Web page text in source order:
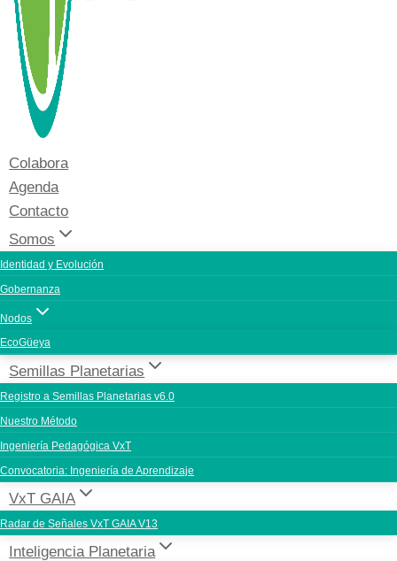
Colabora
Agenda
Contacto
Somos
Identidad y Evolución
Gobernanza
Nodos
EcoGüeya
Semillas Planetarias
Registro a Semillas Planetarias v6.0
Nuestro Método
Ingeniería Pedagógica VxT
Convocatoria: Ingeniería de Aprendizaje
VxT GAIA
Radar de Señales VxT GAIA V13
Inteligencia Planetaria